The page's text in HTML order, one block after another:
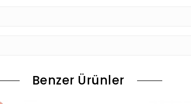
Benzer Ürünler